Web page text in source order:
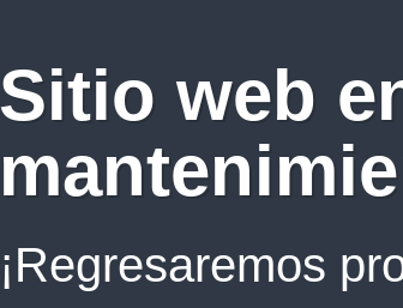
Sitio web
¡Regresaremos